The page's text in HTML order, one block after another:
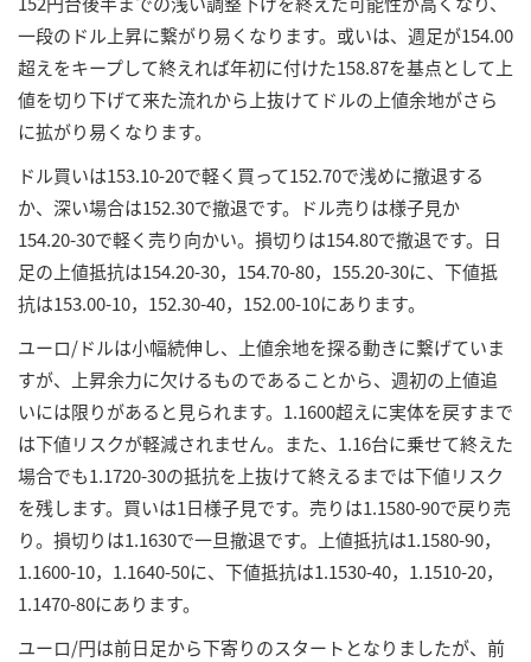
一段のドル上昇に繋がり易くなります。或いは、週足が154.00
超えをキープして終えれば年初に付けた158.87を基点として上
値を切り下げて来た流れから上抜けてドルの上値余地がさら
に拡がり易くなります。
ドル買いは153.10-20で軽く買って152.70で浅めに撤退する
か、深い場合は152.30で撤退です。ドル売りは様子見か
154.20-30で軽く売り向かい。損切りは154.80で撤退です。日
足の上値抵抗は154.20-30，154.70-80，155.20-30に、下値抵
抗は153.00-10，152.30-40，152.00-10にあります。
ユーロ/ドルは小幅続伸し、上値余地を探る動きに繋げていま
すが、上昇余力に欠けるものであることから、週初の上値追
いには限りがあると見られます。1.1600超えに実体を戻すまで
は下値リスクが軽減されません。また、1.16台に乗せて終えた
場合でも1.1720-30の抵抗を上抜けて終えるまでは下値リスク
を残します。買いは1日様子見です。売りは1.1580-90で戻り売
り。損切りは1.1630で一旦撤退です。上値抵抗は1.1580-90，
1.1600-10，1.1640-50に、下値抵抗は1.1530-40，1.1510-20，
1.1470-80にあります。
ユーロ/円は前日足から下寄りのスタートとなりましたが、前